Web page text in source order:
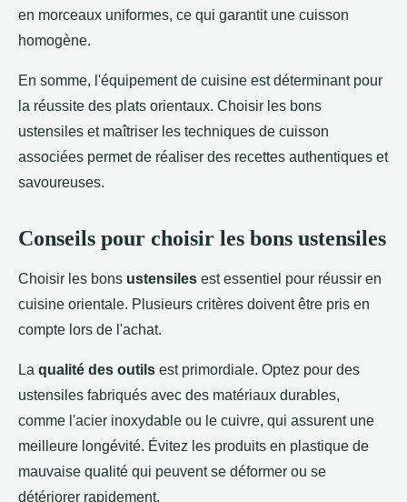
en morceaux uniformes, ce qui garantit une cuisson
homogène.
En somme, l'équipement de cuisine est déterminant pour
la réussite des plats orientaux. Choisir les bons
ustensiles et maîtriser les techniques de cuisson
associées permet de réaliser des recettes authentiques et
savoureuses.
Conseils pour choisir les bons ustensiles
Choisir les bons ustensiles est essentiel pour réussir en
cuisine orientale. Plusieurs critères doivent être pris en
compte lors de l'achat.
La qualité des outils est primordiale. Optez pour des
ustensiles fabriqués avec des matériaux durables,
comme l'acier inoxydable ou le cuivre, qui assurent une
meilleure longévité. Évitez les produits en plastique de
mauvaise qualité qui peuvent se déformer ou se
détériorer rapidement.